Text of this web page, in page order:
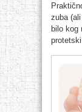
zuba
bilo kog